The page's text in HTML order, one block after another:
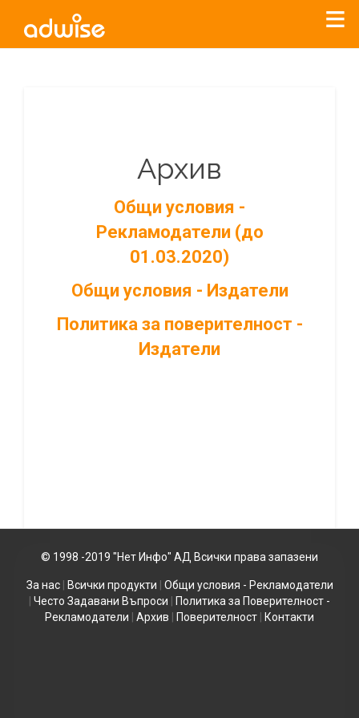
Архив
Общи условия -
Рекламодатели (до
01.03.2020)
Общи условия - Издатели
Политика за поверителност -
Издатели
© 1998 -2019 "Нет Инфо" АД Всички права запазени
За нас| Всички продукти
Общи условия - Рекламодатели
Често Задавани Въпроси
Политика за Поверителност -
Рекламодатели
Архив Поверителност Контакти